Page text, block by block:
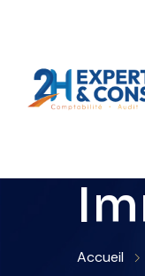
Accueil